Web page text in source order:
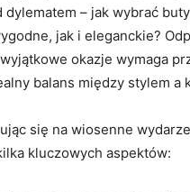
dylematem – jak wybrać
jak i eleganckie?
okazje wymaga
balans między stylem a
się na wiosenne
kluczowych aspektów: